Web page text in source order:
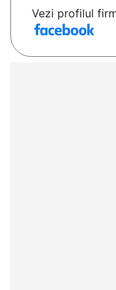
Vezi profilul